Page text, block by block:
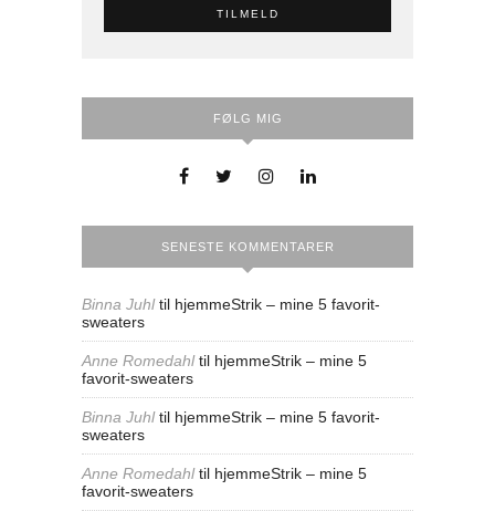
FØLG MIG
SENESTE KOMMENTARER
Binna Juhltil hjemmeStrik – mine 5 favorit-
sweaters
Anne Romedahltil hjemmeStrik – mine 5
favorit-sweaters
Binna Juhltil hjemmeStrik – mine 5 favorit-
sweaters
Anne Romedahltil hjemmeStrik – mine 5
favorit-sweaters